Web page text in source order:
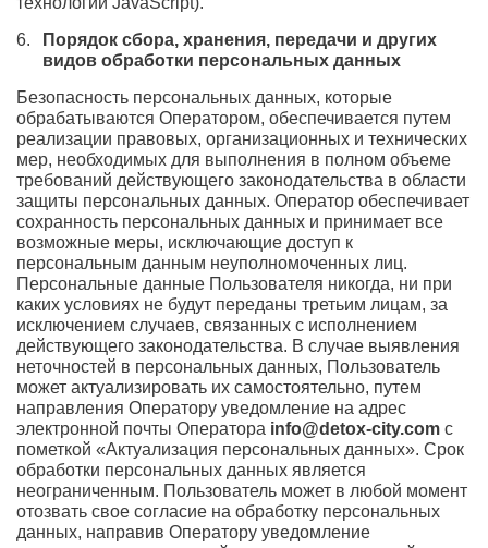
Порядок сбора, хранения, передачи и других
видов обработки персональных данных
Безопасность персональных данных, которые
обрабатываются Оператором, обеспечивается путем
реализации правовых, организационных и технических
мер, необходимых для выполнения в полном объеме
требований действующего законодательства в области
защиты персональных данных. Оператор обеспечивает
сохранность персональных данных и принимает все
возможные меры, исключающие доступ к
персональным данным неуполномоченных лиц.
Персональные данные Пользователя никогда, ни при
каких условиях не будут переданы третьим лицам, за
исключением случаев, связанных с исполнением
действующего законодательства. В случае выявления
неточностей в персональных данных, Пользователь
может актуализировать их самостоятельно, путем
направления Оператору уведомление на адрес
электронной почты Оператора info@detox-city.com с
пометкой «Актуализация персональных данных». Срок
обработки персональных данных является
неограниченным. Пользователь может в любой момент
отозвать свое согласие на обработку персональных
данных, направив Оператору уведомление